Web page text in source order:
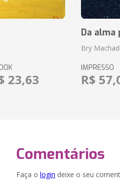
23,63
Da alma
Bry
IMPRESSO
R$
Comentários
Faça o login deixe o seu